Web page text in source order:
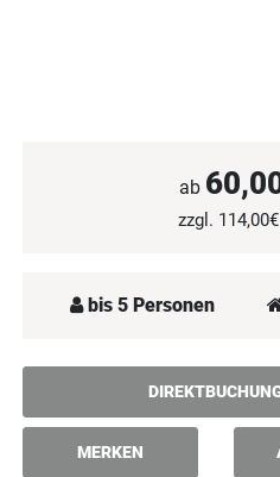
ab
zzgl.
bis 5 Personen
MERKEN